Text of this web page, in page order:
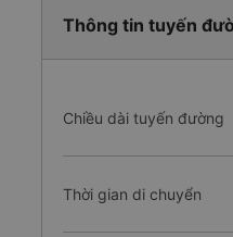
Thông tin tuyến
Chiều dài tuyến đường
Thời gian di chuyển